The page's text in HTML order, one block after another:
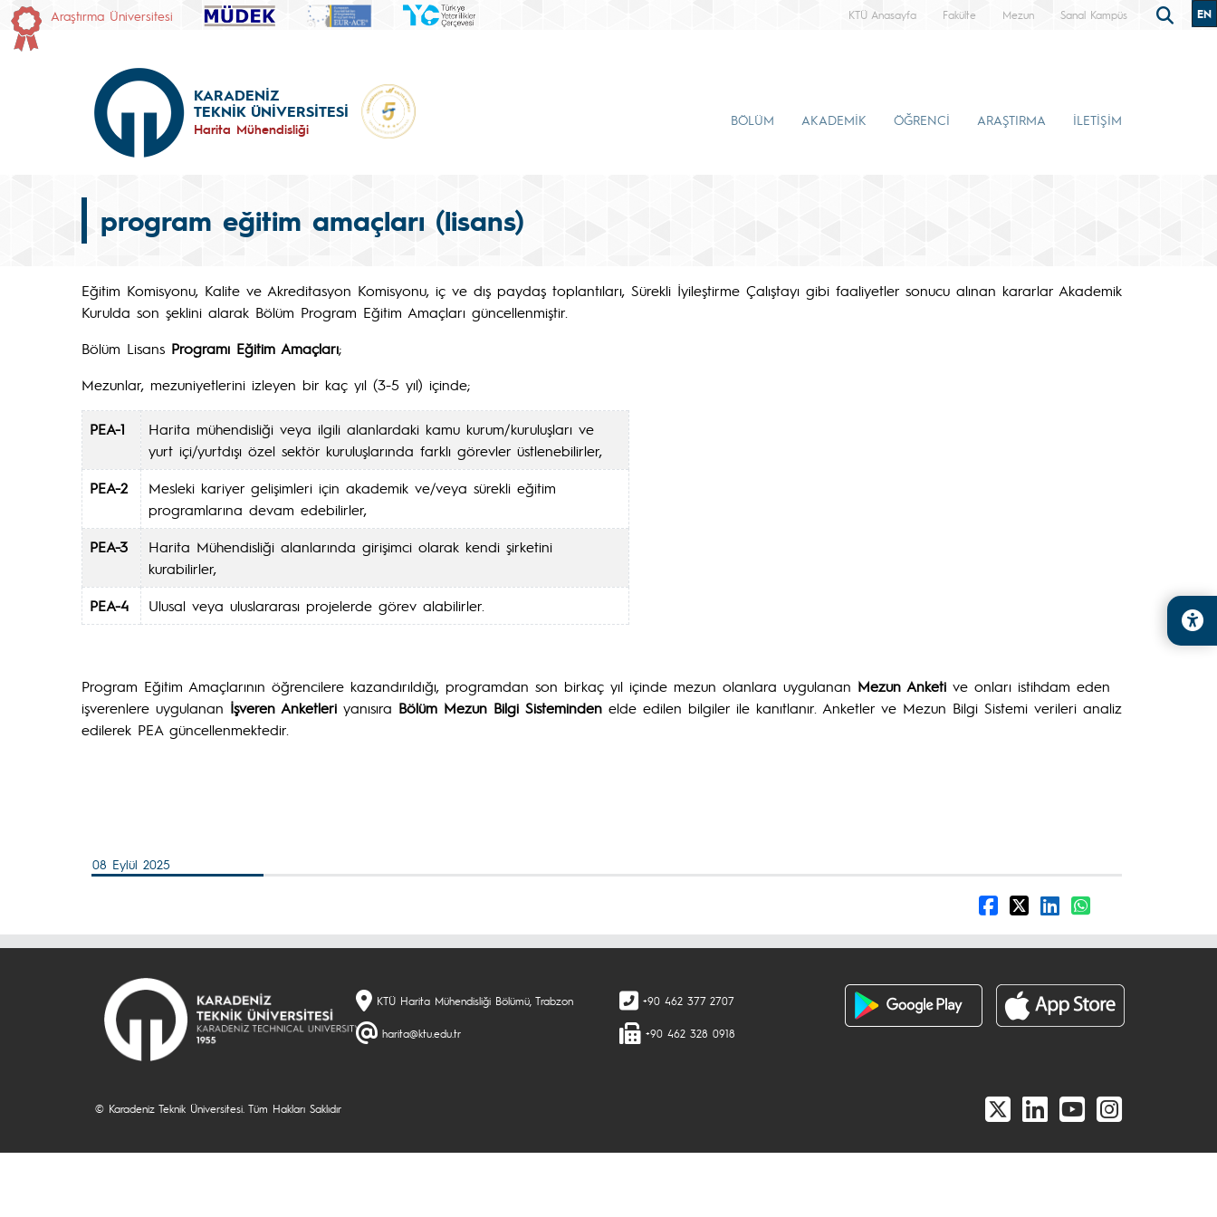
Araştırma Üniversitesi KTÜ Anasayfa Fakülte Mezun Sanal Kampüs EN
KARADENİZ
TEKNİK ÜNİVERSİTESİ
Harita Mühendisliği
BÖLÜM AKADEMİK ÖĞRENCİ ARAŞTIRMA İLETİŞİM
program eğitim amaçları (lisans)
Eğitim Komisyonu, Kalite ve Akreditasyon Komisyonu, iç ve dış paydaş toplantıları, Sürekli İyileştirme Çalıştayı gibi faaliyetler sonucu alınan kararlar Akademik
Kurulda son şeklini alarak Bölüm Program Eğitim Amaçları güncellenmiştir.
Bölüm Lisans Programı Eğitim Amaçları;
Mezunlar, mezuniyetlerini izleyen bir kaç yıl (3-5 yıl) içinde;
PEA-1
Harita mühendisliği veya ilgili alanlardaki kamu kurum/kuruluşları ve
yurt içi/yurtdışı özel sektör kuruluşlarında farklı görevler üstlenebilirler,
PEA-2
Mesleki kariyer gelişimleri için akademik ve/veya sürekli eğitim
programlarına devam edebilirler,
PEA-3
Harita Mühendisliği alanlarında girişimci olarak kendi şirketini
kurabilirler,
PEA-4
Ulusal veya uluslararası projelerde görev alabilirler.
Program Eğitim Amaçlarının öğrencilere kazandırıldığı, programdan son birkaç yıl içinde mezun olanlara uygulanan Mezun Anketi ve onları istihdam eden
işverenlere uygulanan İşveren Anketleri yanısıra Bölüm Mezun Bilgi Sisteminden elde edilen bilgiler ile kanıtlanır. Anketler ve Mezun Bilgi Sistemi verileri analiz
edilerek PEA güncellenmektedir.
08 Eylül 2025
KTÜ Harita Mühendisliği Bölümü, Trabzon
harita@ktu.edu.tr
+90 462 377 2707
+90 462 328 0918
© Karadeniz Teknik Üniversitesi. Tüm Hakları Saklıdır